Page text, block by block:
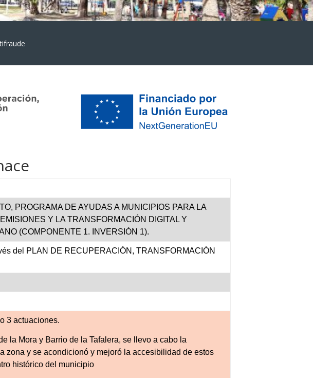
PROGRAMA DE AYUDAS A MUNICIPIOS PARA LA
Y LA TRANSFORMACIÓN DIGITAL Y
(COMPONENTE 1. INVERSIÓN 1).
del PLAN DE RECUPERACIÓN, TRANSFORMACIÓN
3 actuaciones.
la Mora y Barrio de la Tafalera, se llevo a cabo la
zona y se acondicionó y mejoró la accesibilidad de estos
histórico del municipio